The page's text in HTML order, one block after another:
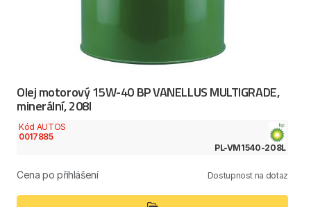
Olej motorový 15W-40 BP VANELLUS MULTIGRADE,
minerální, 208l
Kód AUTOS
0017885
PL-VM1540-208L
Cena po přihlášení Dostupnost na dotaz